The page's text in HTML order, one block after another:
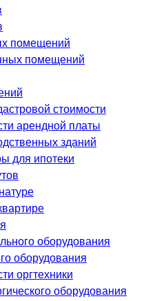
помещений
помещений
стоимости
арендной платы
зданий
для ипотеки
оборудования
оборудования
оргтехники
оборудования